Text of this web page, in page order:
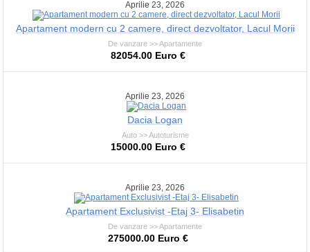
Aprilie 23, 2026
Apartament modern cu 2 camere, direct dezvoltator, Lacul Morii
De vanzare >> Apartamente
82054.00 Euro €
Aprilie 23, 2026
Dacia Logan
Auto >> Autoturisme
15000.00 Euro €
Aprilie 23, 2026
Apartament Exclusivist -Etaj 3- Elisabetin
De vanzare >> Apartamente
275000.00 Euro €